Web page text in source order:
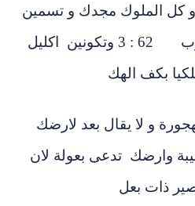
كل الملوك مجدك و تسمين
باسم جديد يعينه فم الرب 62 : 3 وتكونين اكليل
ملكيا بكف الهك
و لا يقال بعد لارضك
تدعى بعولة لان
ذات بعل